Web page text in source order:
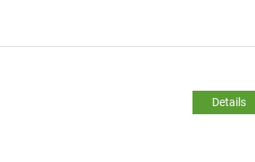
Details